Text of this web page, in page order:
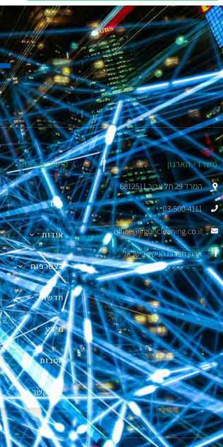
משרדי הארגון
המרד 29 תל אביב 6812511
03-500-4111
office@irguncleaning.co.il
ארגון חברות הניקיון בישראל
קישורים לאתר
בית
אודות
הצטרפות
חדשות
מידע
הטבות
צרו קשר